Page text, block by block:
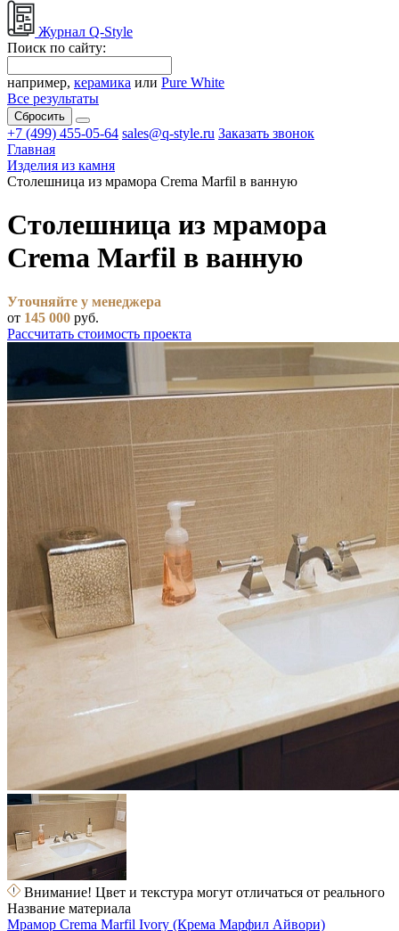
Журнал Q-Style
Поиск по сайту:
например, керамика или Pure White
Все результаты
Сбросить
+7 (499) 455-05-64 sales@q-style.ru Заказать звонок
Главная
Изделия из камня
Столешница из мрамора Crema Marfil в ванную
Столешница из мрамора
Crema Marfil в ванную
Уточняйте у менеджера
от 145 000 руб.
Рассчитать стоимость проекта
Внимание! Цвет и текстура могут отличаться от реального
Название материала
Мрамор Crema Marfil Ivory (Крема Марфил Айвори)